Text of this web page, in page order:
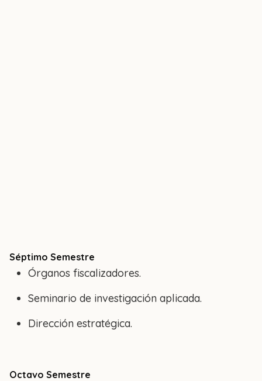
Séptimo Semestre
Órganos fiscalizadores.
Seminario de investigación aplicada.
Dirección estratégica.
Octavo Semestre